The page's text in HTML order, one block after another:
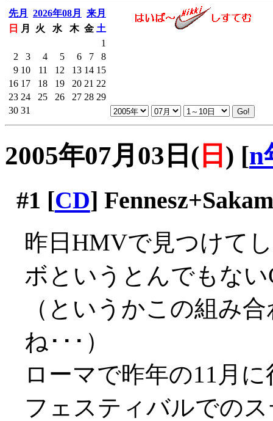
先月 2026年08月
来月
日
月 火 水 木 金 土
1
2
3 4 5 6 7
8
9 10 11 12 13 14 15
16 17 18 19 20 21 22
23 24 25 26 27 28 29
30 31
2005年07月03日( 日 ) [n
#1 [CD]
昨日HMVで見つけて
ボというとんでもな
（というかこの組み
ね･･･）
ローマで昨年の11月
フェスティバルでの